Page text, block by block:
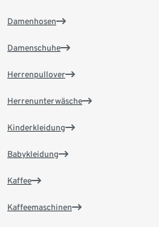
Damenhosen
Damenschuhe
Herrenpullover
Herrenunterwäsche
Kinderkleidung
Babykleidung
Kaffee
Kaffeemaschinen